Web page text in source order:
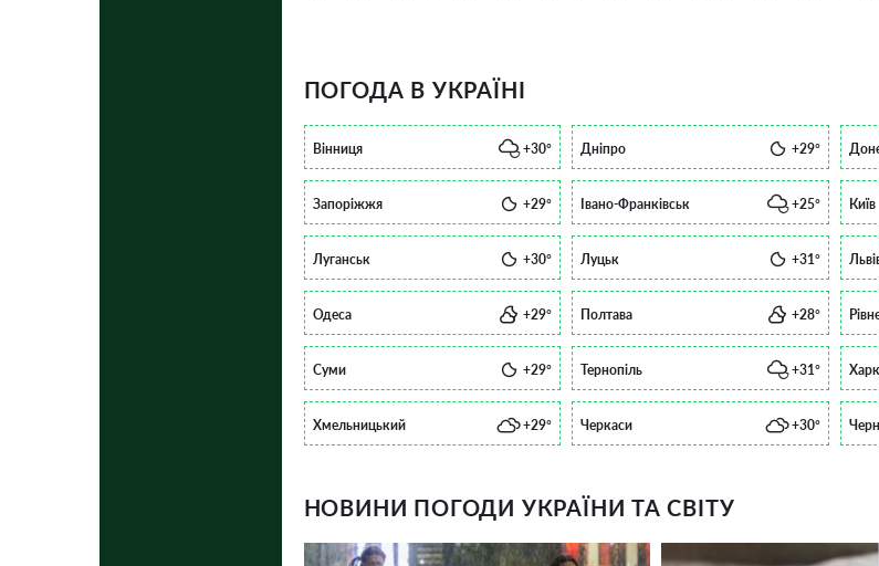
ПОГОДА В УКРАЇНІ
Вінниця +30° Дніпро +29°
Запоріжжя +29° Івано-Франківськ +25° Київ
Луганськ +30° Луцьк +31°
Одеса +29° Полтава +28°
Суми +29° Тернопіль +31°
Хмельницький +29° Черкаси +30°
НОВИНИ ПОГОДИ УКРАЇНИ ТА СВІТУ